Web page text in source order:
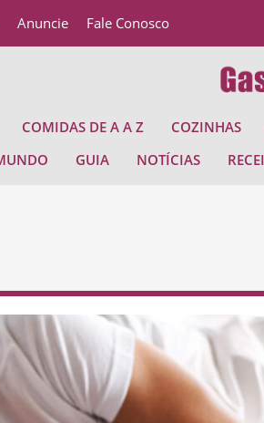
Anuncie Fale Conosco
COMIDAS DE A A Z COZINHAS
GUIA NOTÍCIAS